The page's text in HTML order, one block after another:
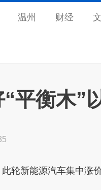
温州 财经
平衡木”
新能源汽车集中涨价